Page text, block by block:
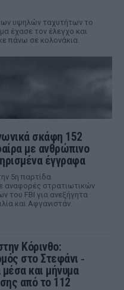
υψηλών ταχυτήτων το
έχασε τον έλεγχο και
πάνω σε κολονάκια.
σκάφη 152
με ανθρώπινο
έγγραφα
5η παρτίδα
αναφορές στρατιωτικών
του FBI για ανεξήγητα
και Αφγανιστάν.
Κόρινθο:
στο Στεφάνι ‑
μέσα και μήνυμα
από το 112